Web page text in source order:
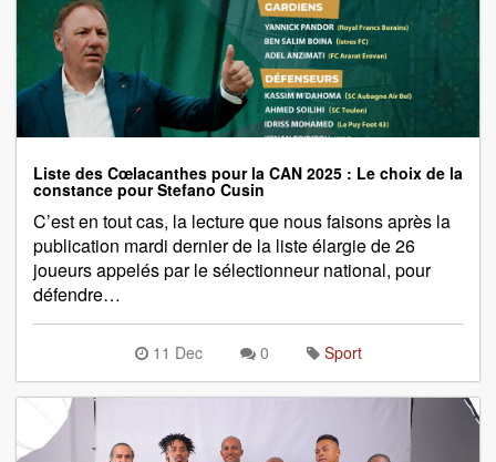
Liste des Cœlacanthes pour la CAN 2025 : Le choix de la
constance pour Stefano Cusin
C’est en tout cas, la lecture que nous faisons après la
publication mardi dernier de la liste élargie de 26
joueurs appelés par le sélectionneur national, pour
défendre…
11 Dec 0 Sport